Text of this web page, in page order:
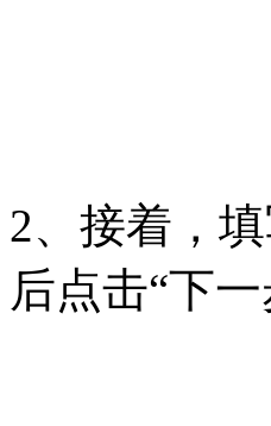
2、接着，
后点击“下一